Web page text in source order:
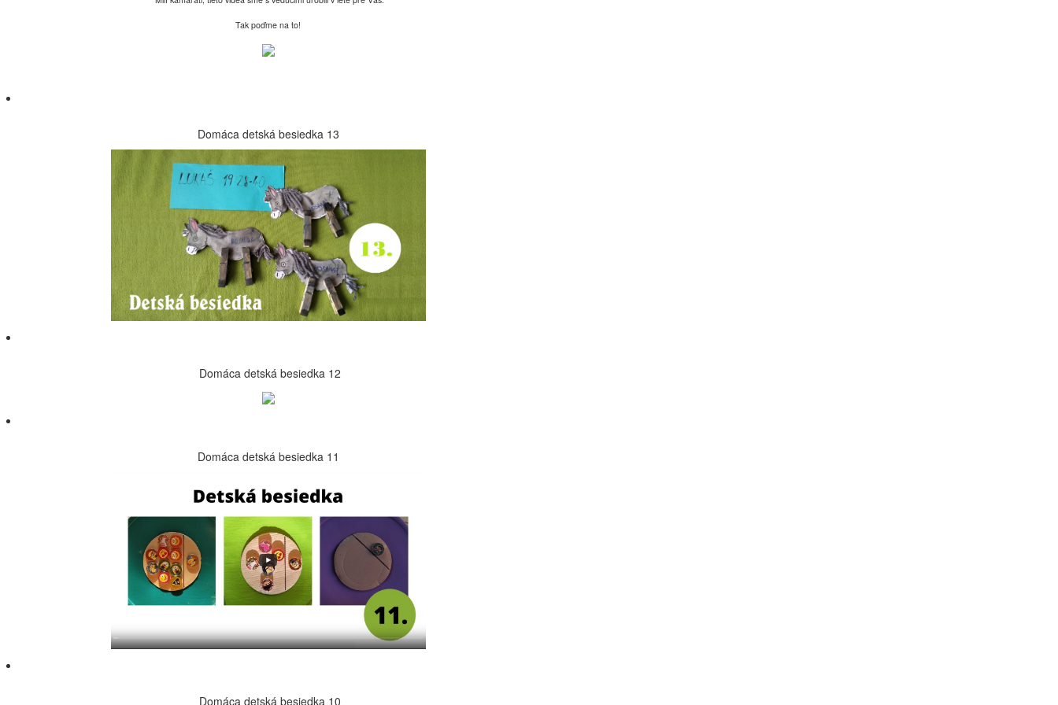
Tak poďme na to!
Domáca detská besiedka 13
Domáca detská besiedka 12
Domáca detská besiedka 11
Domáca detská besiedka 10